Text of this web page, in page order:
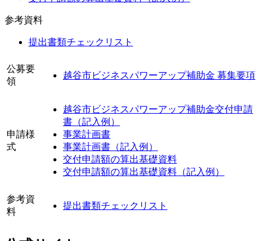
参考資料
提出書類チェックリスト
公募要
領
越谷市ビジネスパワーアップ補助金 募集要項
申請様
式
越谷市ビジネスパワーアップ補助金交付申請
書（記入例）
事業計画書
事業計画書（記入例）
交付申請額の算出基礎資料
交付申請額の算出基礎資料（記入例）
参考資
料
提出書類チェックリスト